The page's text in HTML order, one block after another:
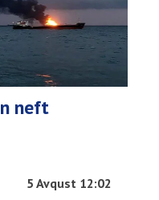
neft
5 Avqust 12:02